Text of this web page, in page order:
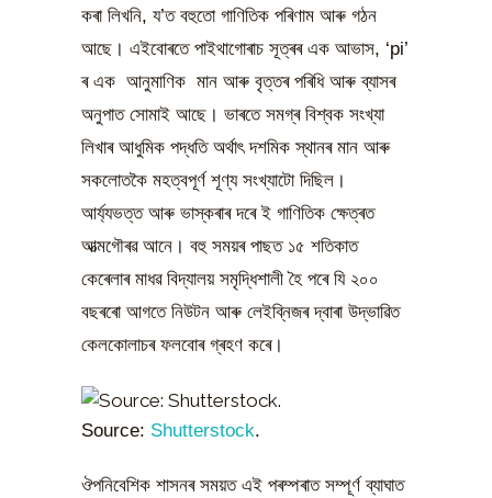
কৰা লিখনি, য’ত বহুতো গাণিতিক পৰিণাম আৰু গঠন
আছে। এইবোৰতে পাইথাগোৰাচ সূত্ৰৰ এক আভাস, ‘pi’
ৰ এক আনুমাণিক মান আৰু বৃত্তৰ পৰিধি আৰু ব্যাসৰ
অনুপাত সোমাই আছে। ভাৰতে সমগ্ৰ বিশ্বক সংখ্যা
লিখাৰ আধুমিক পদ্ধতি অৰ্থাৎ দশমিক স্থানৰ মান আৰু
সকলোতকৈ মহত্বপূৰ্ণ শূণ্য সংখ্যাটো দিছিল।
আৰ্য্যভত্ত আৰু ভাস্কৰাৰ দৰে ই গাণিতিক ক্ষেত্ৰত
আত্মগৌৰৱ আনে। বহু সময়ৰ পাছত ১৫ শতিকাত
কেৰেলাৰ মাধৱ বিদ্যালয় সমৃদ্ধিশালী হৈ পৰে যি ২০০
বছৰৰো আগতে নিউটন আৰু লেইব্নিজৰ দ্বাৰা উদ্ভাৱিত
কেলকোলাচৰ ফলবোৰ গ্ৰহণ কৰে।
Source: Shutterstock.
ঔপনিবেশিক শাসনৰ সময়ত এই পৰম্পৰাত সম্পূৰ্ণ ব্যাঘাত